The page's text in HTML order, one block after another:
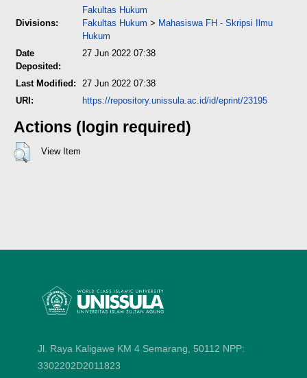
Divisions:
Fakultas Hukum
Fakultas Hukum > Mahasiswa FH - Skripsi Ilmu
Hukum
Date
Deposited:
27 Jun 2022 07:38
Last Modified:
27 Jun 2022 07:38
URI:
https://repository.unissula.ac.id/id/eprint/23195
Actions (login required)
View Item
Jl. Raya Kaligawe KM 4 Semarang, 50112 NPP:
3302202D2011823